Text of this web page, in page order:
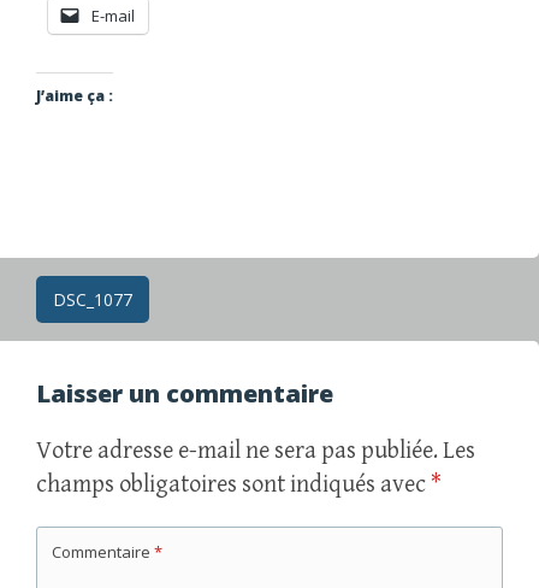
E-mail
J’aime ça :
Navigation
des
articles
DSC_1077
Laisser un commentaire
Votre adresse e-mail ne sera pas publiée. Les
champs obligatoires sont indiqués avec *
Commentaire *